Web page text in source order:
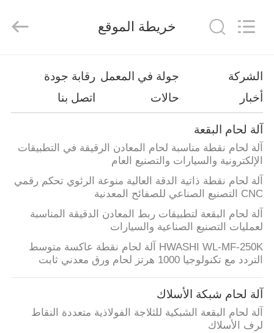
منتجات
معلومات
عنا
جولة
في
المعمل
رقابة
جودة
TECHNOLOGY
خريطة الموقع
الشركة جولة في المعمل رقابة جودة
أخبار
حالات اتصل بنا
آلة لحام البقعة
آلة لحام نقطة مناسبة لحام المعادن الرقيقة في التطبيقات
الإلكترونية والسيارات والتصنيع العام
آلة لحام نقطة ذاتية الدقة العالية منوعة الرئوي تحكم رقمي
CNC التصنيع الصناعي للصفائح المعدنية
آلة لحام البقعة لتطبيقات ربط المعادن الدقيقة المناسبة
لعمليات التصنيع الصناعية والسيارات
HWASHI WL-MF-250K آلة لحام نقطة عاكسة متوسط
التردد مع تكنولوجيا 1000 هرتز لحام ورق معدني ثابت
آلة لحام شبكة الأسلاك
آلة لحام البقعة الشبكية للثلاجة الفولاذية متعددة النقاط
لرف الأسلاك